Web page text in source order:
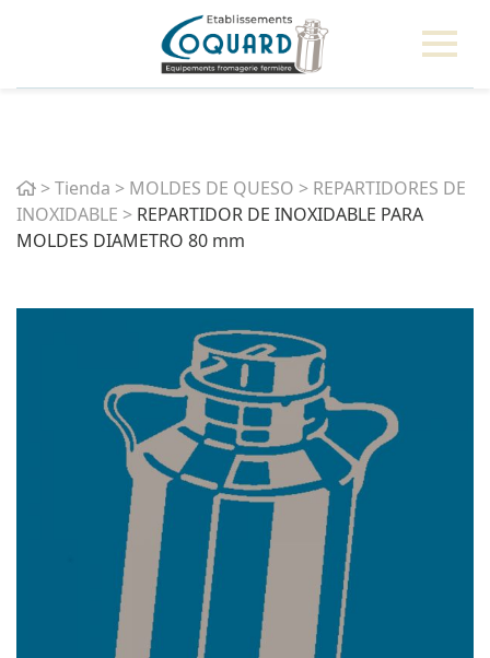
Home
>Tienda > MOLDES DE QUESO > REPARTIDORES DE
INOXIDABLE > REPARTIDOR DE INOXIDABLE PARA
MOLDES DIAMETRO 80 mm